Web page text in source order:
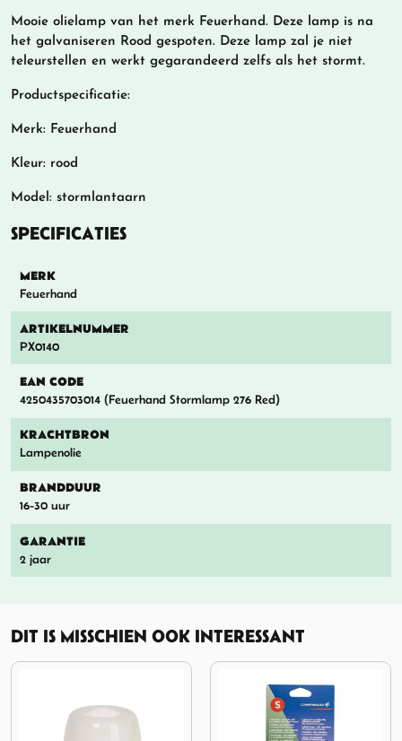
Mooie olielamp van het merk Feuerhand. Deze lamp is na
het galvaniseren Rood gespoten. Deze lamp zal je niet
teleurstellen en werkt gegarandeerd zelfs als het stormt.
Productspecificatie:
Merk: Feuerhand
Kleur: rood
Model: stormlantaarn
SPECIFICATIES
MERK
Feuerhand
ARTIKELNUMMER
PX0140
EAN CODE
4250435703014 (Feuerhand Stormlamp 276 Red)
KRACHTBRON
Lampenolie
BRANDDUUR
16-30 uur
GARANTIE
2 jaar
DIT IS MISSCHIEN OOK INTERESSANT